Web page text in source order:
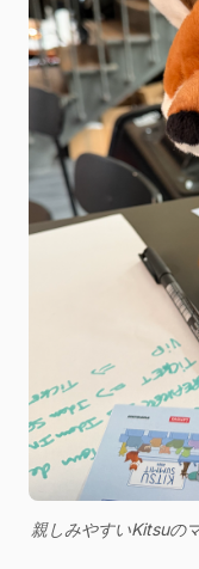
親しみやすいKitsuの